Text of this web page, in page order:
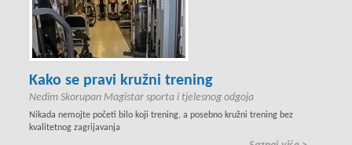
Kako se pravi kružni trening
Nedim Skorupan Magistar sporta i tjelesnog odgoja
Nikada nemojte početi bilo koji trening, a posebno kružni trening bez
kvalitetnog zagrijavanja